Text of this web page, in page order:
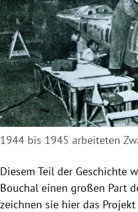
1944 bis 1945 arbeiteten
Diesem Teil der Geschichte
Bouchal einen großen Part
zeichnen sie hier das Projekt